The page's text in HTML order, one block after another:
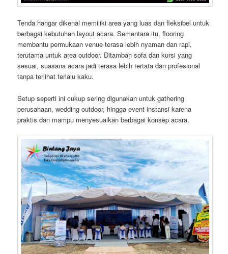
Tenda hangar dikenal memiliki area yang luas dan fleksibel untuk
berbagai kebutuhan layout acara. Sementara itu, flooring
membantu permukaan venue terasa lebih nyaman dan rapi,
terutama untuk area outdoor. Ditambah sofa dan kursi yang
sesuai, suasana acara jadi terasa lebih tertata dan profesional
tanpa terlihat terlalu kaku.
Setup seperti ini cukup sering digunakan untuk gathering
perusahaan, wedding outdoor, hingga event instansi karena
praktis dan mampu menyesuaikan berbagai konsep acara.